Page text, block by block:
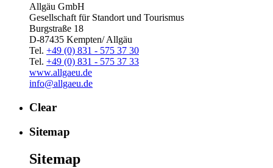
Allgäu GmbH
Gesellschaft für Standort und Tourismus
Burgstraße 18
D-87435 Kempten/ Allgäu
Tel. +49 (0) 831 - 575 37 30
Tel. +49 (0) 831 - 575 37 33
www.allgaeu.de
info@allgaeu.de
Clear
Sitemap
Sitemap